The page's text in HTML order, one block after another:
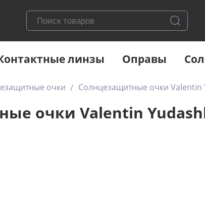
линзы Оправы
очки Солнцезащитные очки Valentin
очки Valentin